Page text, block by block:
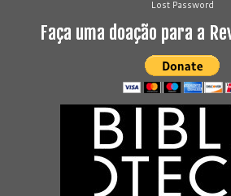
Lost Password
Faça uma doação para a